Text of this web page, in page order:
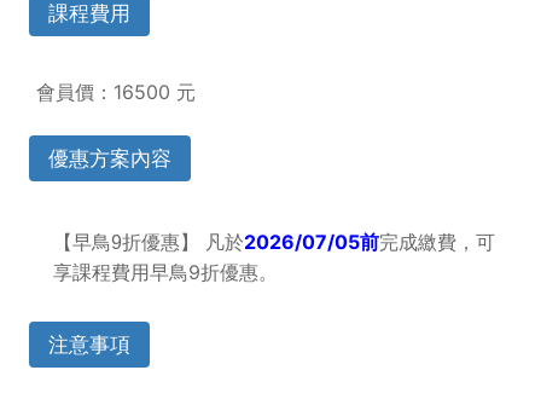
課程費用
會員價：16500 元
優惠方案內容
【早鳥9折優惠】 凡於2026/07/05前完成繳費，可
享課程費用早鳥9折優惠。
注意事項